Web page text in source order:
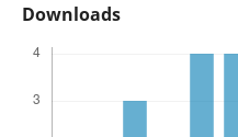
Downloads